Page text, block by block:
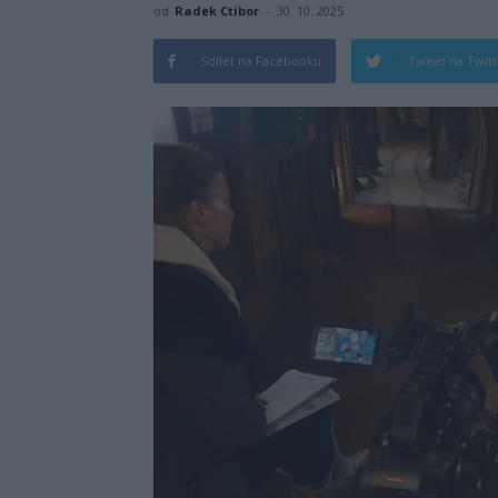
od Radek Ctibor - 30. 10. 2025
Sdílet na Facebooku Tweet na